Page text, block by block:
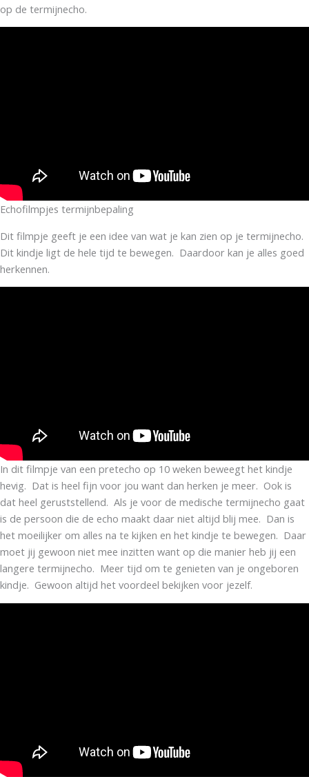
op de termijnecho.
Echofilmpjes termijnbepaling
Dit filmpje geeft je een idee van wat je kan zien op je termijnecho.
Dit kindje ligt de hele tijd te bewegen. Daardoor kan je alles goed
herkennen.
In dit filmpje van een pretecho op 10 weken beweegt het kindje
hevig. Dat is heel fijn voor jou want dan herken je meer. Ook is
dat heel geruststellend. Als je voor de medische termijnecho gaat
is de persoon die de echo maakt daar niet altijd blij mee. Dan is
het moeilijker om alles na te kijken en het kindje te bewegen. Daar
moet jij gewoon niet mee inzitten want op die manier heb jij een
langere termijnecho. Meer tijd om te genieten van je ongeboren
kindje. Gewoon altijd het voordeel bekijken voor jezelf.